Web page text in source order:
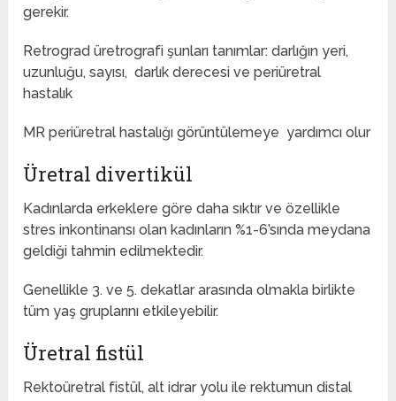
gerekir.
Retrograd üretrografi şunları tanımlar: darlığın yeri,
uzunluğu, sayısı, darlık derecesi ve periüretral
hastalık
MR periüretral hastalığı görüntülemeye yardımcı olur
Üretral divertikül
Kadınlarda erkeklere göre daha sıktır ve özellikle
stres inkontinansı olan kadınların %1-6’sında meydana
geldiği tahmin edilmektedir.
Genellikle 3. ve 5. dekatlar arasında olmakla birlikte
tüm yaş gruplarını etkileyebilir.
Üretral fistül
Rektoüretral fistül, alt idrar yolu ile rektumun distal